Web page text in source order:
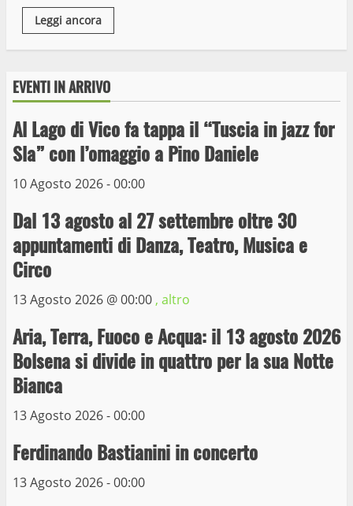
Leggi ancora
EVENTI IN ARRIVO
Al Lago di Vico fa tappa il “Tuscia in jazz for
Sla” con l’omaggio a Pino Daniele
10 Agosto 2026 - 00:00
Dal 13 agosto al 27 settembre oltre 30
appuntamenti di Danza, Teatro, Musica e
Circo
13 Agosto 2026 @00:00 , altro
Aria, Terra, Fuoco e Acqua: il 13 agosto 2026
Bolsena si divide in quattro per la sua Notte
Bianca
13 Agosto 2026 - 00:00
Ferdinando Bastianini in concerto
13 Agosto 2026 - 00:00
3
Wiplanet Baseball supera il Napoli
9 Maggio 2023
La Polizia di Stato arresta il ladro seriale
delle auto in sosta a Viterbo
Prorogata la mostra dei bozzetti di
Michelangelo Buonarroti ospitata al
Museo dei Portici
6
capolinea al terminal Riello dal 15 al 17
giugno
15 Giugno 2023